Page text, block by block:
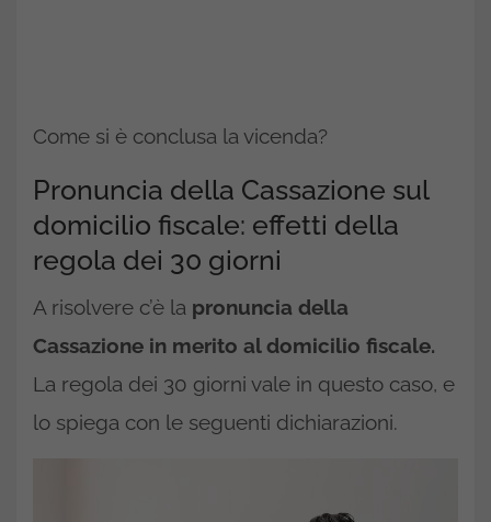
Come si è conclusa la vicenda?
Pronuncia della Cassazione sul
domicilio fiscale: effetti della
regola dei 30 giorni
A risolvere c’è la pronuncia della
Cassazione in merito al domicilio fiscale.
La regola dei 30 giorni vale in questo caso, e
lo spiega con le seguenti dichiarazioni.